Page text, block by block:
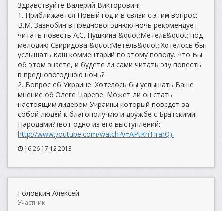
Здравствуйте Валерий Викторович!
1. Приближается Новый год и в связи с этим вопрос:
В.М. Зазнобин в предновогоднюю ночь рекомендует
читать повесть А.С. Пушкина &quot;Метель&quot; под
мелодию Свиридова &quot;Метель&quot;.Хотелось бы
услышать Ваш комментарий по этому поводу. Что Вы
об этом знаете, и будете ли сами читать эту повесть
в предновогоднюю ночь?
2. Вопрос об Украине: Хотелось бы услышать Ваше
мнение об Олеге Цареве. Может ли он стать
настоящим лидером Украины который поведет за
собой людей к благополучию и дружбе с Братскими
Народами? (вот одно из его выступлений:
http://www.youtube.com/watch?v=APtKnTIrarQ).
16:26 17.12.2013
Головкин Алексей
Участник